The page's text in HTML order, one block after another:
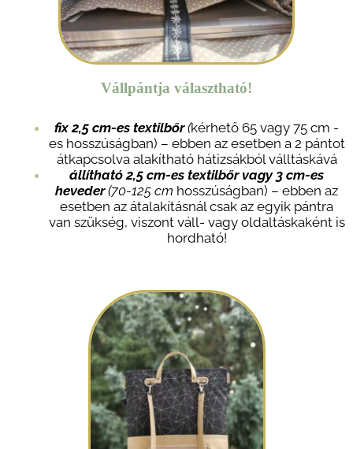
Vállpántja választható!
fix 2,5 cm-es textilbőr(kérhető 65 vagy 75 cm -
es hosszúságban) – ebben az esetben a 2 pántot
átkapcsolva alakítható hátizsákból válltáskává
állítható2,5 cm-es textilbőr vagy 3 cm-es
heveder(70-125 cm hosszúságban) – ebben az
esetben az átalakításnál csak az egyik pántra
van szükség, viszont váll- vagy oldaltáskaként is
hordható!